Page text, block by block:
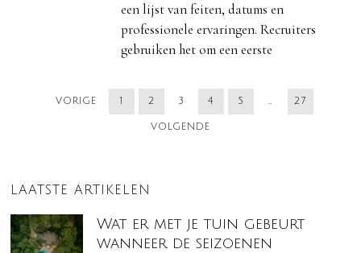
een lijst van feiten, datums en
professionele ervaringen. Recruiters
gebruiken het om een eerste
VORIGE 1 2 3 4 5 … 27
VOLGENDE
LAATSTE ARTIKELEN
Wat er met je tuin gebeurt
wanneer de seizoenen